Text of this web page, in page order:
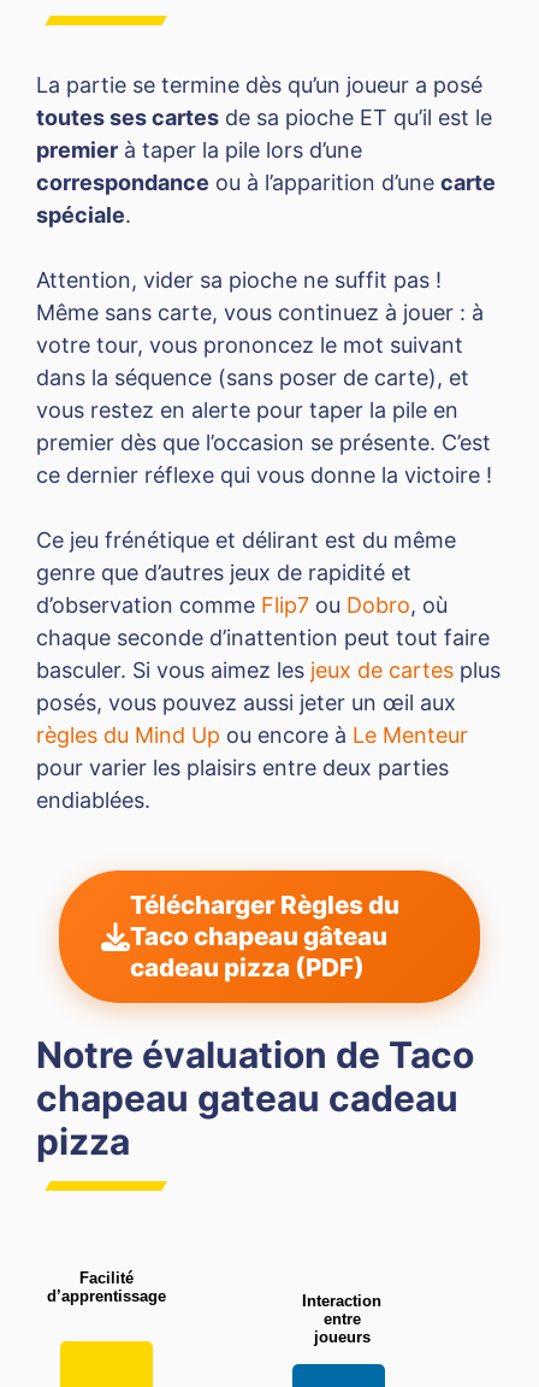
La partie se termine dès qu’un joueur a posé
toutes ses cartes de sa pioche ET qu’il est le
premier à taper la pile lors d’une
correspondance ou à l’apparition d’une carte
spéciale.
Attention, vider sa pioche ne suffit pas !
Même sans carte, vous continuez à jouer : à
votre tour, vous prononcez le mot suivant
dans la séquence (sans poser de carte), et
vous restez en alerte pour taper la pile en
premier dès que l’occasion se présente. C’est
ce dernier réflexe qui vous donne la victoire !
Ce jeu frénétique et délirant est du même
genre que d’autres jeux de rapidité et
d’observation comme Flip7 ou Dobro, où
chaque seconde d’inattention peut tout faire
basculer. Si vous aimez les jeux de cartes plus
posés, vous pouvez aussi jeter un œil aux
règles du Mind Up ou encore à Le Menteur
pour varier les plaisirs entre deux parties
endiablées.
Télécharger Règles du
Taco chapeau gâteau
cadeau pizza (PDF)
Notre évaluation de Taco
chapeau gateau cadeau
pizza
Facilité
d’apprentissage
Interaction
entre
joueurs